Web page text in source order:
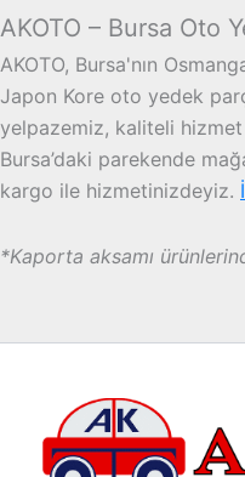
AKOTO – Bursa Oto
AKOTO, Bursa'nın
Japon Kore oto yedek
yelpazemiz, kaliteli hizmet
Bursa’daki parekende
kargo ile hizmetinizdeyiz.
*Kaporta aksamı